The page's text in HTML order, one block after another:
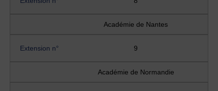
Académie de Nantes
Extension n° 9
Académie de Normandie